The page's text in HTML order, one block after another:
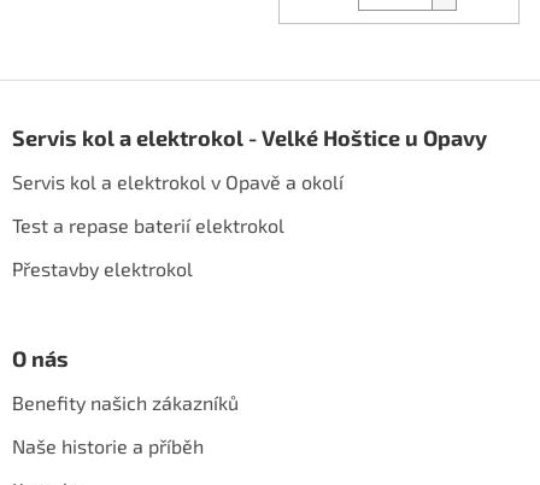
pServis kol a elektrokol - Velké Hoštice u Opavy
Servis kol a elektrokol v Opavě a okolí
Test a repase baterií elektrokol
Přestavby elektrokol
O nás
Benefity našich zákazníků
Naše historie a příběh